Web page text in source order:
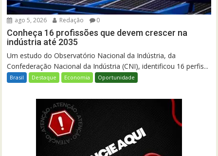
ago 5, 2026 Redação 0
Conheça 16 profissões que devem crescer na
indústria até 2035
Um estudo do Observatório Nacional da Indústria, da
Confederação Nacional da Indústria (CNI), identificou 16 perfis...
Brasil Destaque Economia Oportunidade